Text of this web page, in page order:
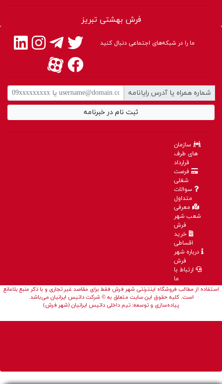
فرش بهشتی تبریز
ما را در شبکه‌های اجتماعی دنبال کنید
شماره همراه یا آدرس رایانامه
ثبت نام در خبرنامه
سازمان
های طرف
قرارداد
فرصت
شغلی
سوالات
متداول
معرفی
شعب شهر
فرش
خرید
اقساطی
درباره شهر
فرش
ارتباط با
ما
استفاده از مطالب فروشگاه اینترنتی شهر فرش فقط برای مقاصد غیر تجاری و با ذکر منبع بلامانع
است. کلیه حقوق این سایت متعلق به © شرکت داتیس ایرانیان می‌باشد.
پیاده‌سازی و توسعه: تیم داخلی داتیس ایرانیان (شهر فرش)